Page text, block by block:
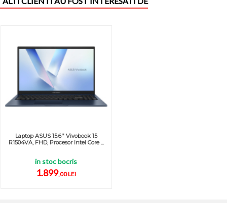
Laptop ASUS 15.6'' Vivobook 15
R1504VA, FHD, Procesor Intel Core ...
in stoc bocris
1.899,00 LEI